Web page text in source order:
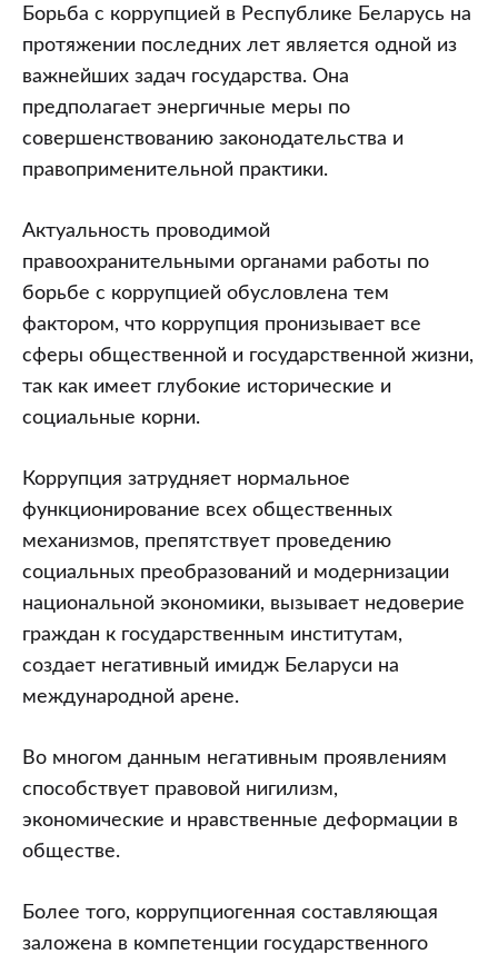
коррупции,
устранению
причин
и
условий,
ей
Борьба с коррупцией в Республике Беларусь на
протяжении последних лет является одной из
важнейших задач государства. Она
предполагает энергичные меры по
совершенствованию законодательства и
правоприменительной практики.
Актуальность проводимой
правоохранительными органами работы по
борьбе с коррупцией обусловлена тем
фактором, что коррупция пронизывает все
сферы общественной и государственной жизни,
так как имеет глубокие исторические и
социальные корни.
Коррупция затрудняет нормальное
функционирование всех общественных
механизмов, препятствует проведению
социальных преобразований и модернизации
национальной экономики, вызывает недоверие
граждан к государственным институтам,
создает негативный имидж Беларуси на
международной арене.
Во многом данным негативным проявлениям
способствует правовой нигилизм,
экономические и нравственные деформации в
обществе.
Более того, коррупциогенная составляющая
заложена в компетенции государственного